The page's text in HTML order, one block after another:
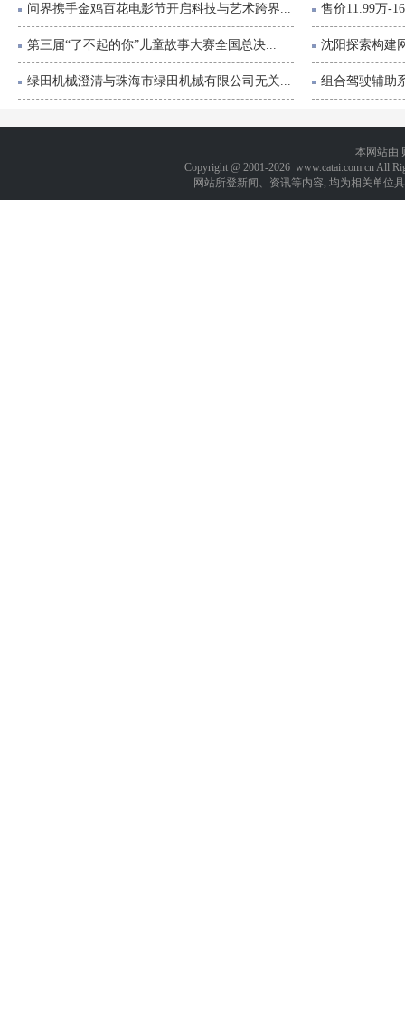
问界携手金鸡百花电影节开启科技与艺术跨界... 售价11.99万-
第三届“了不起的你”儿童故事大赛全国总决... 沈阳探索构建
绿田机械澄清与珠海市绿田机械有限公司无关... 组合驾驶辅助
本网站由
Copyright @ 2001-2026 www.catai.com.cn All
网站所登新闻、资讯等内容, 均为相关单位